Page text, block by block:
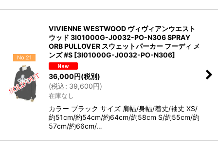
No.21
VIVIENNE WESTWOOD ヴィヴィアンウエスト
ウッド 3I01000G-J0032-PO-N306 SPRAY
ORB PULLOVER スウェットパーカー フーディ メ
ンズ #S [3I01000G-J0032-PO-N306]
36,000円(税別)
(税込: 39,600円)
在庫なし
カラー ブラック サイズ 肩幅/身幅/着丈/袖丈 XS/
約51cm/約54cm/約64cm/約58cm S/約55cm/約
57cm/約66cm/…